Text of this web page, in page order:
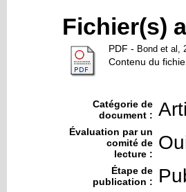
Fichier(s)
PDF - Bond et al,
Contenu du
Catégorie de
document :
Évaluation par un
comité de
lecture :
Étape de
publication :